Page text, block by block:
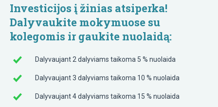
Investicijos į žinias atsiperka!
Dalyvaukite mokymuose su
kolegomis ir gaukite nuolaidą:
Dalyvaujant 2 dalyviams taikoma 5 % nuolaida
Dalyvaujant 3 dalyviams taikoma 10 % nuolaida
Dalyvaujant 4 dalyviams taikoma 15 % nuolaida